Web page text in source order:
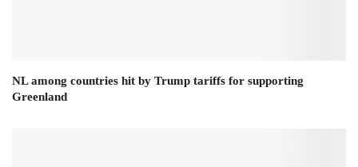
NL among countries hit by Trump tariffs for supporting
Greenland